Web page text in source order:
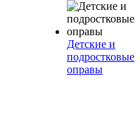
Детские и
подростковые
оправы